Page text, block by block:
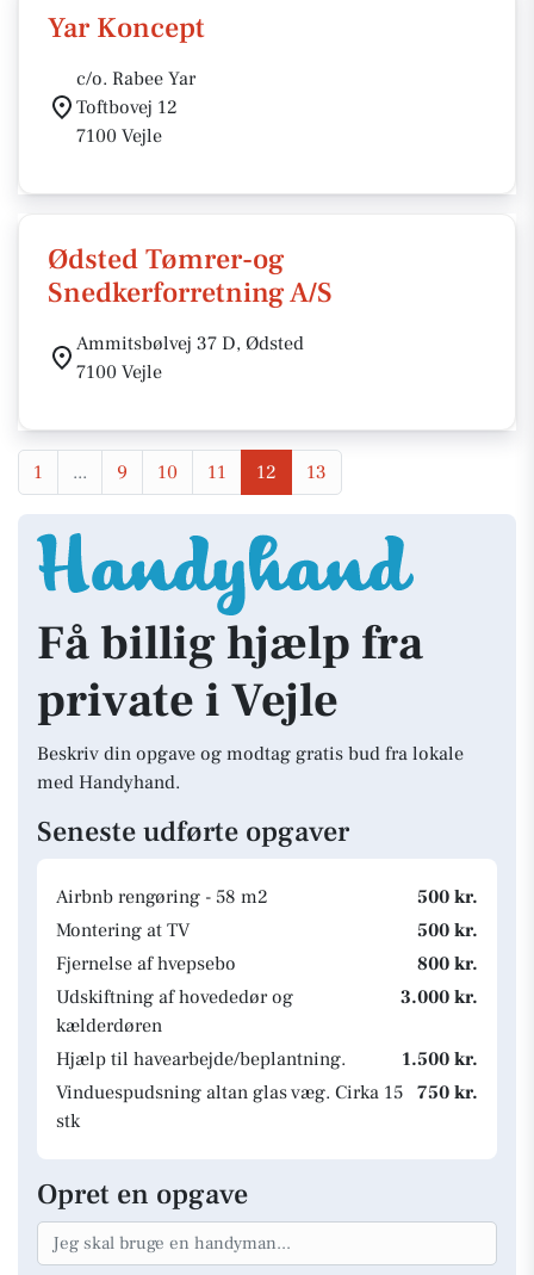
Yar Koncept
c/o. Rabee Yar
Toftbovej 12
7100 Vejle
Ødsted Tømrer-og
Snedkerforretning A/S
Ammitsbølvej 37 D, Ødsted
7100 Vejle
1 ... 9 10 11 12 13
Få billig hjælp fra
private i Vejle
Beskriv din opgave og modtag gratis bud fra lokale
med Handyhand.
Seneste udførte opgaver
Airbnb rengøring - 58 m2
500 kr.
Montering at TV
500 kr.
Fjernelse af hvepsebo
800 kr.
Udskiftning af hovededør og
kælderdøren
3.000 kr.
Hjælp til havearbejde/beplantning.
1.500 kr.
Vinduespudsning altan glas væg. Cirka 15
stk
750 kr.
Opret en opgave